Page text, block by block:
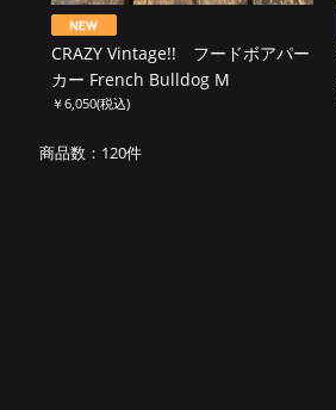
CRAZY Vintage!! フードボアパー
カー French Bulldog M
￥6,050(税込)
商品数：120件